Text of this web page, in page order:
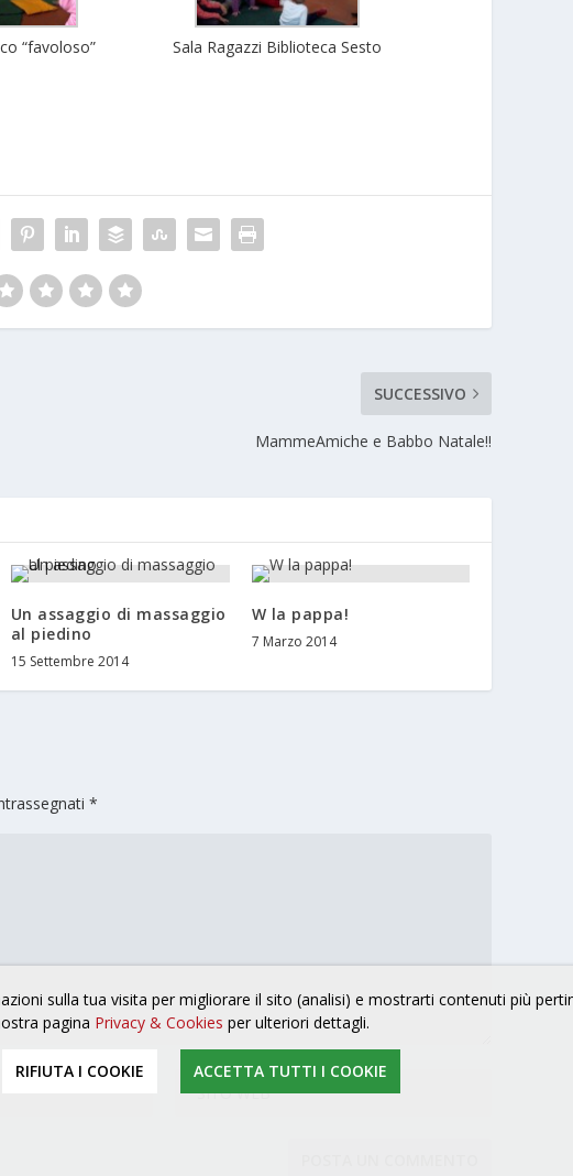
“favoloso” Sala Ragazzi Biblioteca Sesto
SUCCESSIVO
MammeAmiche e Babbo Natale!!
Un assaggio di massaggio
al piedino
15 Settembre 2014
W la pappa!
7 Marzo 2014
*
sulla tua visita per migliorare il sito (analisi) e mostrarti contenuti più
pagina Privacy & Cookies per ulteriori dettagli.
RIFIUTA I COOKIE ACCETTA TUTTI I COOKIE